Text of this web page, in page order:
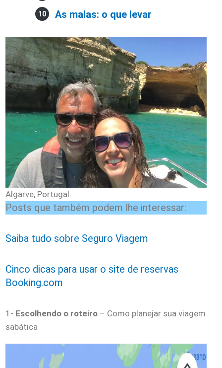
As malas: o que levar
Algarve, Portugal.
Posts que também podem lhe interessar:
Saiba tudo sobre Seguro Viagem
Cinco dicas para usar o site de reservas
Booking.com
1- Escolhendo o roteiro – Como planejar sua viagem
sabática